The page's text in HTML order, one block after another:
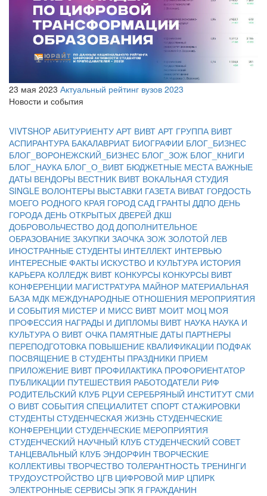
23 мая 2023 Актуальный рейтинг вузов 2023
Новости и события
VIVTSHOP АБИТУРИЕНТУ АРТ ВИВТ АРТ ГРУППА ВИВТ
АСПИРАНТУРА БАКАЛАВРИАТ БИОГРАФИИ БЛОГ_БИЗНЕС
БЛОГ_ВОРОНЕЖСКИЙ_БИЗНЕС БЛОГ_ЗОЖ БЛОГ_КНИГИ
БЛОГ_НАУКА БЛОГ_О_ВИВТ БЮДЖЕТНЫЕ МЕСТА ВАЖНЫЕ
ДАТЫ ВЕНДОРЫ ВЕСТНИК ВИВТ ВОКАЛЬНАЯ СТУДИЯ
SINGLE ВОЛОНТЕРЫ ВЫСТАВКИ ГАЗЕТА ВИВАТ ГОРДОСТЬ
МОЕГО РОДНОГО КРАЯ ГОРОД САД ГРАНТЫ ДДПО ДЕНЬ
ГОРОДАДЕНЬ ОТКРЫТЫХ ДВЕРЕЙ ДКШ
ДОБРОВОЛЬЧЕСТВО ДОДДОПОЛНИТЕЛЬНОЕ
ОБРАЗОВАНИЕ ЗАКУПКИ ЗАОЧКАЗОЖ ЗОЛОТОЙ ЛЕВ
ИНОСТРАННЫЕ СТУДЕНТЫ ИНТЕЛЛЕКТ ИНТЕРВЬЮ
ИНТЕРЕСНЫЕ ФАКТЫ ИСКУСТВО И КУЛЬТУРА ИСТОРИЯ
КАРЬЕРА КОЛЛЕДЖ ВИВТ КОНКУРСЫ КОНКУРСЫ ВИВТ
КОНФЕРЕНЦИИ МАГИСТРАТУРА МАЙНОР МАТЕРИАЛЬНАЯ
БАЗА МДК МЕЖДУНАРОДНЫЕ ОТНОШЕНИЯ МЕРОПРИЯТИЯ
И СОБЫТИЯ МИСТЕР И МИСС ВИВТ МОИТ МОЦ МОЯ
ПРОФЕССИЯ НАГРАДЫ И ДИПЛОМЫ ВИВТ НАУКА НАУКА И
КУЛЬТУРАО ВИВТ ОЧКА ПАМЯТНЫЕ ДАТЫ ПАРТНЕРЫ
ПЕРЕПОДГОТОВКА ПОВЫШЕНИЕ КВАЛИФИКАЦИИ ПОДФАК
ПОСВЯЩЕНИЕ В СТУДЕНТЫ ПРАЗДНИКИ ПРИЕМ
ПРИЛОЖЕНИЕ ВИВТ ПРОФИЛАКТИКА ПРОФОРИЕНТАТОР
ПУБЛИКАЦИИ ПУТЕШЕСТВИЯ РАБОТОДАТЕЛИ РИФ
РОДИТЕЛЬСКИЙ КЛУБ РЦУИ СЕРЕБРЯНЫЙ ИНСТИТУТ СМИ
О ВИВТ СОБЫТИЯ СПЕЦИАЛИТЕТ СПОРТ СТАЖИРОВКИ
СТУДЕНТЫ СТУДЕНЧЕСКАЯ ЖИЗНЬ СТУДЕНЧЕСКИЕ
КОНФЕРЕНЦИИ СТУДЕНЧЕСКИЕ МЕРОПРИЯТИЯ
СТУДЕНЧЕСКИЙ НАУЧНЫЙ КЛУБ СТУДЕНЧЕСКИЙ СОВЕТ
ТАНЦЕВАЛЬНЫЙ КЛУБ ЭНДОРФИН ТВОРЧЕСКИЕ
КОЛЛЕКТИВЫ ТВОРЧЕСТВО ТОЛЕРАНТНОСТЬ ТРЕНИНГИ
ТРУДОУСТРОЙСТВО ЦГВ ЦИФРОВОЙ МИР ЦПИРК
ЭЛЕКТРОННЫЕ СЕРВИСЫ ЭПК Я ГРАЖДАНИН